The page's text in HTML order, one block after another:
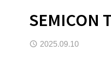
SEMICON
2025.09.10